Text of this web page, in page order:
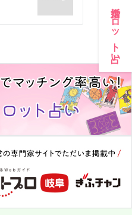
婚活タロット占い